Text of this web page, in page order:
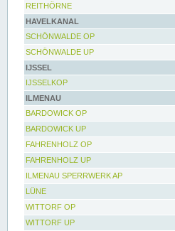
REITHÖRNE
HAVELKANAL
SCHÖNWALDE OP
SCHÖNWALDE UP
IJSSEL
IJSSELKOP
ILMENAU
BARDOWICK OP
BARDOWICK UP
FAHRENHOLZ OP
FAHRENHOLZ UP
ILMENAU SPERRWERK AP
LÜNE
WITTORF OP
WITTORF UP